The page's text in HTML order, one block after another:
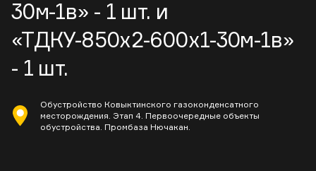
30м-1в» - 1 шт. и
«ТДКУ-850х2-600х1-30м-1в»
- 1 шт.
Обустройство Ковыктинского газоконденсатного
месторождения. Этап 4. Первоочередные объекты
обустройства. Промбаза Нючакан.